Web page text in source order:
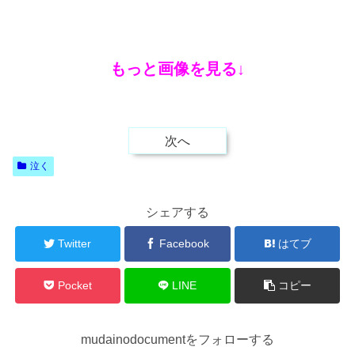
もっと画像を見る↓
次へ
泣く
シェアする
Twitter Facebook はてブ
Pocket LINE コピー
mudainodocumentをフォローする